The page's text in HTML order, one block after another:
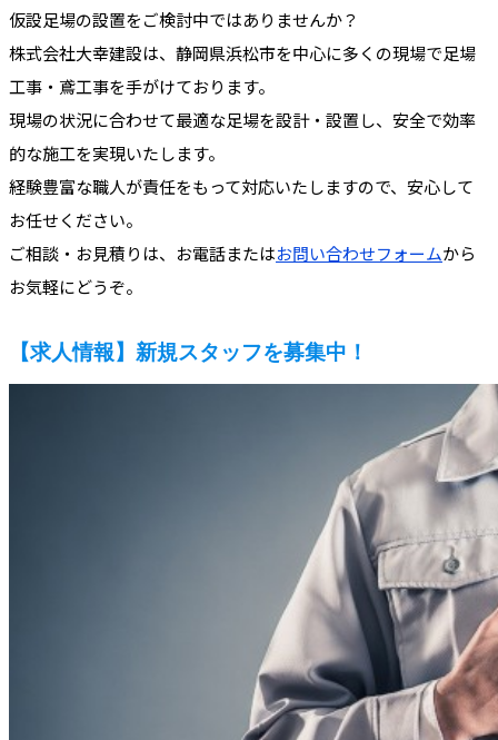
仮設足場の設置をご検討中ではありませんか？
株式会社大幸建設は、静岡県浜松市を中心に多くの現場で足場
工事・鳶工事を手がけております。
現場の状況に合わせて最適な足場を設計・設置し、安全で効率
的な施工を実現いたします。
経験豊富な職人が責任をもって対応いたしますので、安心して
お任せください。
ご相談・お見積りは、お電話またはお問い合わせフォームから
お気軽にどうぞ。
【求人情報】新規スタッフを募集中！